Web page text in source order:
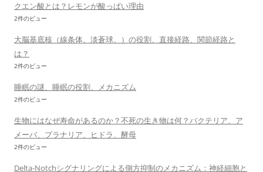
クエン酸とは？レモンが酸っぱい理由
2件のビュー
大脳基底核（線条体、淡蒼球、）の役割、直接経路、関節経路と
は？
2件のビュー
睡眠の謎、睡眠の役割、メカニズム
2件のビュー
生物にはなぜ寿命があるのか？不死の生き物は何？バクテリア、ア
メーバ、プラナリア、ヒドラ、酵母
2件のビュー
Delta-Notchシグナリングによる側方抑制のメカニズム：神経細胞と